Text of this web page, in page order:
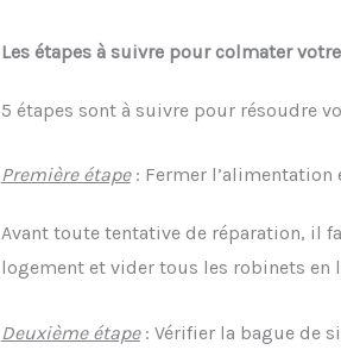
Les étapes à suivre pour colmater
5 étapes sont à suivre pour résoudre
Première étape: Fermer l’alimentation
Avant toute tentative de réparation, il
logement et vider tous les robinets en
Deuxième étape: Vérifier la bague de